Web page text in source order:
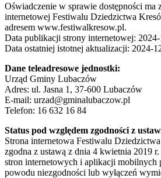
Oświadczenie w sprawie dostępności ma
internetowej Festiwalu Dziedzictwa
adresem www.festiwalkresow.pl.
Data publikacji strony internetowej:
Data ostatniej istotnej aktualizacji: 2024-
Dane teleadresowe jednostki:
Urząd Gminy Lubaczów
Adres: ul. Jasna 1, 37-600 Lubaczów
E-mail: urzad@gminalubaczow.pl
Telefon: 16 632 16 84
Status pod względem zgodności z
Strona internetowa Festiwalu
zgodna z ustawą z dnia 4 kwietnia 2019
stron internetowych i aplikacji
powodu niezgodności lub wyłączeń